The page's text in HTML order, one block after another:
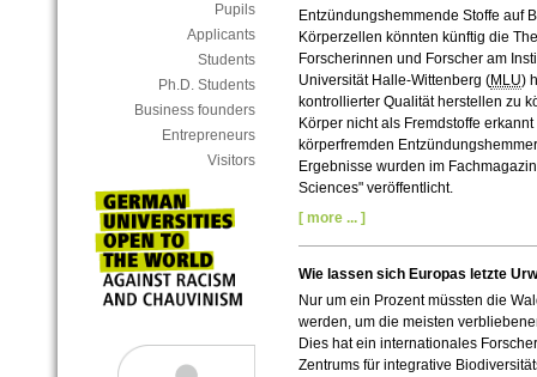
Pupils
Applicants
Students
Ph.D. Students
Business founders
Entrepreneurs
Visitors
Entzündungshemmende Stoffe auf
Körperzellen könnten künftig die
Forscherinnen und Forscher am
Universität Halle-Wittenberg (MLU)
kontrollierter Qualität herstellen zu
Körper nicht als Fremdstoffe
körperfremden
Ergebnisse wurden im
Sciences" veröffentlicht.
[ more ... ]
Wie lassen sich Europas letzte
Nur um ein Prozent müssten die
werden, um die meisten
Dies hat ein internationales
Zentrums für integrative